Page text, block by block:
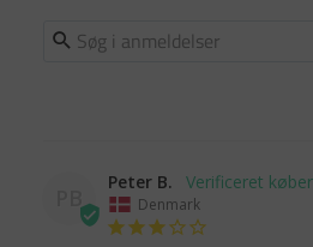
Peter B.
Denmark